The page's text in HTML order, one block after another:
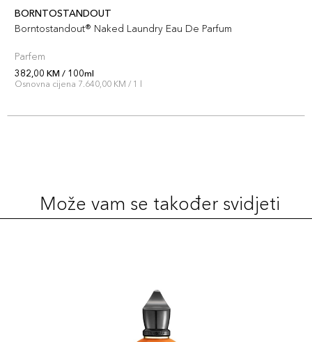
BORNTOSTANDOUT
Borntostandout® Naked Laundry Eau De Parfum
Parfem
382,00 KM / 100ml
Osnovna cijena 7.640,00 KM / 1 l
Može vam se također svidjeti